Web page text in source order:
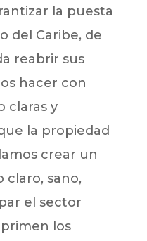
la puesta
del Caribe, de
reabrir sus
hacer con
claras y
la propiedad
crear un
sano,
el sector
los